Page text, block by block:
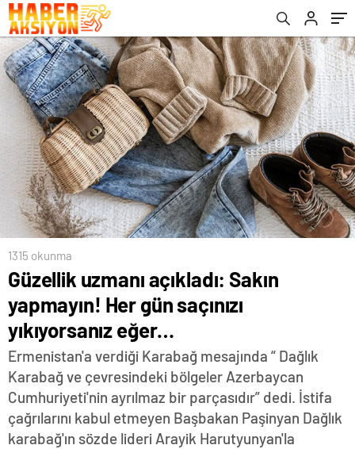
1315 okunma
Güzellik uzmanı açıkladı: Sakın
yapmayın! Her gün saçınızı
yıkıyorsanız eğer…
Ermenistan'a verdiği Karabağ mesajında “ Dağlık
Karabağ ve çevresindeki bölgeler Azerbaycan
Cumhuriyeti'nin ayrılmaz bir parçasıdır” dedi. İstifa
çağrılarını kabul etmeyen Başbakan Paşinyan Dağlık
karabağ'ın sözde lideri Arayik Harutyunyan'la